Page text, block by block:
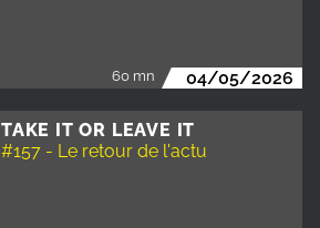
60 mn 04/05/2026
TAKE IT OR LEAVE IT
#157 - Le retour de l'actu